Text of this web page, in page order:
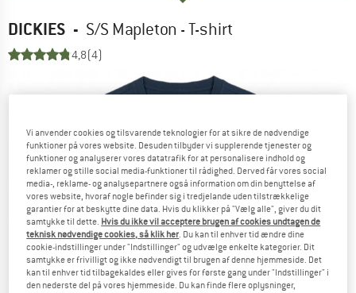
DICKIES - S/S Mapleton - T-shirt
4,8(4)
Vi anvender cookies og tilsvarende teknologier for at sikre de nødvendige
funktioner på vores website. Desuden tilbyder vi supplerende tjenester og
funktioner og analyserer vores datatrafik for at personalisere indhold og
reklamer og stille social media-funktioner til rådighed. Derved får vores social
media-, reklame- og analysepartnere også information om din benyttelse af
vores website, hvoraf nogle befinder sig i tredjelande uden tilstrækkelige
garantier for at beskytte dine data. Hvis du klikker på "Vælg alle", giver du dit
samtykke til dette. Hvis du ikke vil acceptere brugen af cookies undtagen de
teknisk nødvendige cookies, så klik her. Du kan til enhver tid ændre dine
cookie-indstillinger under "Indstillinger" og udvælge enkelte kategorier. Dit
samtykke er frivilligt og ikke nødvendigt til brugen af denne hjemmeside. Det
kan til enhver tid tilbagekaldes eller gives for første gang under "Indstillinger" i
den nederste del på vores hjemmeside. Du kan finde flere oplysninger,